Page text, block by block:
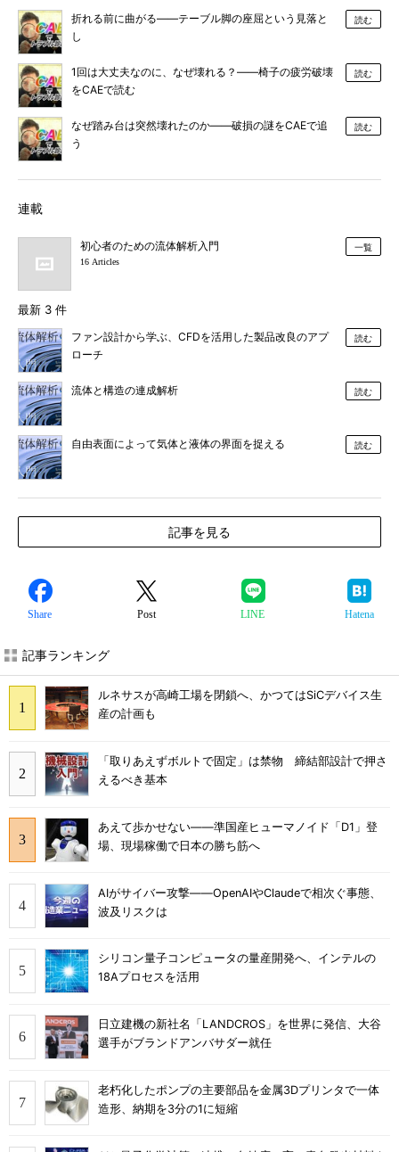
折れる前に曲がる――テーブル脚の座屈という見落と
し
読む
1回は大丈夫なのに、なぜ壊れる？――椅子の疲労破壊
をCAEで読む
読む
なぜ踏み台は突然壊れたのか――破損の謎をCAEで追
う
読む
連載
初心者のための流体解析入門
16 Articles
一覧
最新 3 件
ファン設計から学ぶ、CFDを活用した製品改良のアプ
ローチ
読む
流体と構造の連成解析 読む
自由表面によって気体と液体の界面を捉える 読む
記事を見る
Share Post LINE Hatena
記事ランキング
ルネサスが高崎工場を閉鎖へ、かつてはSiCデバイス生
産の計画も
「取りあえずボルトで固定」は禁物 締結部設計で押さ
えるべき基本
あえて歩かせない――準国産ヒューマノイド「D1」登
場、現場稼働で日本の勝ち筋へ
AIがサイバー攻撃――OpenAIやClaudeで相次ぐ事態、
波及リスクは
シリコン量子コンピュータの量産開発へ、インテルの
18Aプロセスを活用
日立建機の新社名「LANDCROS」を世界に発信、大谷
選手がブランドアンバサダー就任
老朽化したポンプの主要部品を金属3Dプリンタで一体
造形、納期を3分の1に短縮